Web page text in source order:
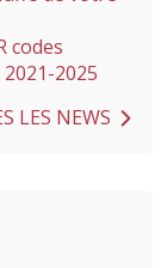
codes
2025
LES NEWS